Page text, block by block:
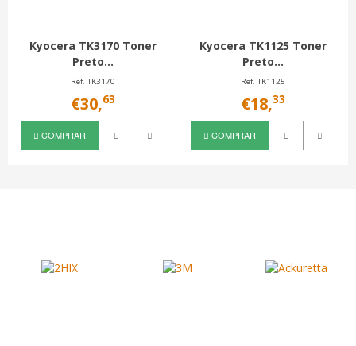
Kyocera TK3170 Toner
Preto...
Ref. TK3170
€30,63
COMPRAR
Kyocera TK1125 Toner
Preto...
Ref. TK1125
€18,33
COMPRAR